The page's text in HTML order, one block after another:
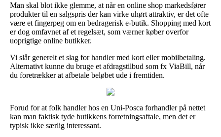
Man skal blot ikke glemme, at når en online shop markedsfører
produkter til en salgspris der kan virke uhørt attraktiv, er det ofte
være et fingerpeg om en bedragerisk e-butik. Shopping med kort
er dog omfavnet af et regelsæt, som værner køber overfor
uoprigtige online butikker.
Vi slår generelt et slag for handler med kort eller mobilbetaling.
Alternativt kunne du bruge et afdragstilbud som fx ViaBill, når
du foretrækker at afbetale beløbet ude i fremtiden.
Forud for at folk handler hos en Uni-Posca forhandler på nettet
kan man faktisk tyde butikkens forretningsaftale, men det er
typisk ikke særlig interessant.